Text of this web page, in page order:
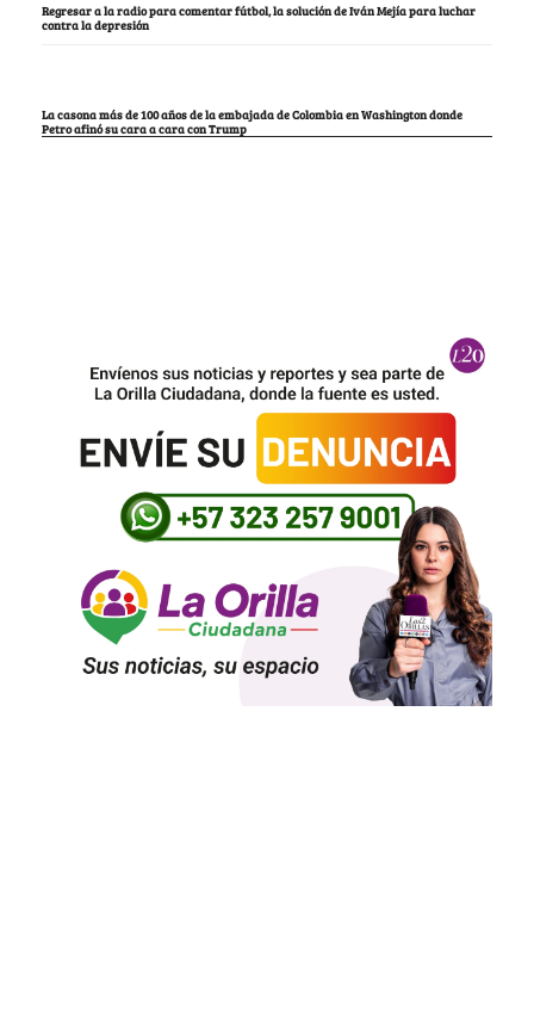
Regresar a la radio para comentar fútbol, la solución de Iván Mejía para luchar
contra la depresión
La casona más de 100 años de la embajada de Colombia en Washington donde
Petro afinó su cara a cara con Trump